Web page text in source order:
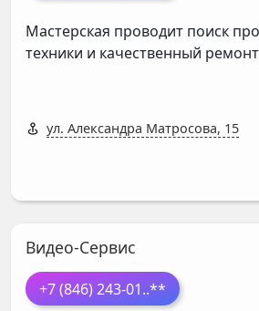
Мастерская проводит поиск
техники и качественный
ул. Александра Матросова, 15
Видео-Сервис
+7 (846) 243-01..**